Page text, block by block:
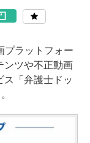
プラットフォー
ンツや不正動画
ス「弁護士ドッ